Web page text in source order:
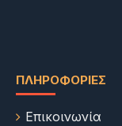
ΠΛΗΡΟΦΟΡΊΕΣ
Επικοινωνία